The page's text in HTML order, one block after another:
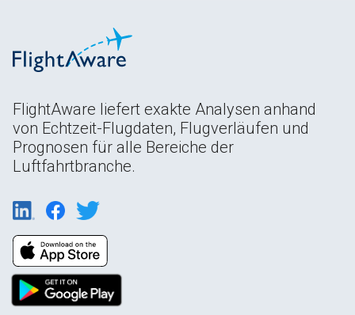
FlightAware liefert exakte Analysen anhand
von Echtzeit-Flugdaten, Flugverläufen und
Prognosen für alle Bereiche der
Luftfahrtbranche.